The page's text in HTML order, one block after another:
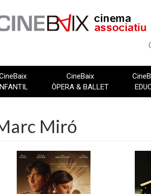
INFANTIL
CineBaix
ÒPERA & BALLET
Miró